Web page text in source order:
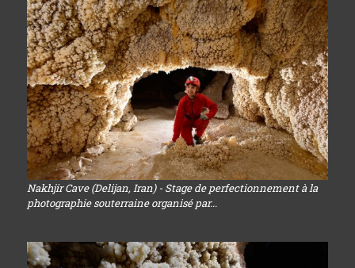
Nakhjir Cave (Delijan, Iran) - Stage de perfectionnement à la
photographie souterraine organisé par...